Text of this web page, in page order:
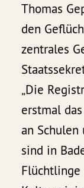
Thomas
den
zentrales
„Die
erstmal
an
sind in